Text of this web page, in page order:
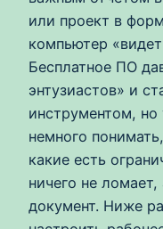
или проект в
компьютер
Бесплатное ПО
энтузиастов» и
инструментом, но
немного
какие есть
ничего не ломает,
документ. Ниже